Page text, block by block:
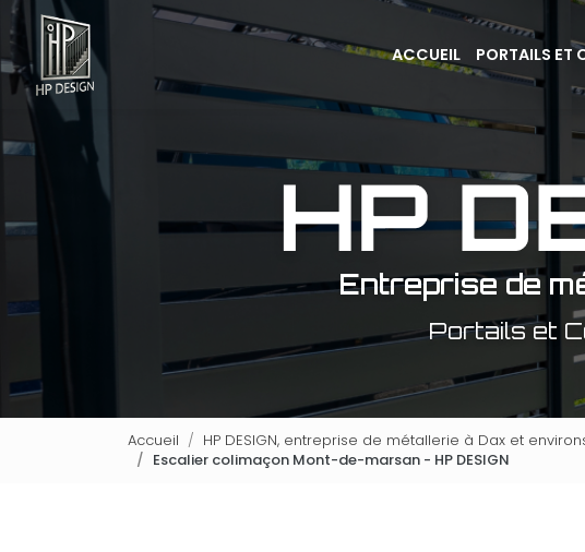
Aller
au
contenu
principal
Navigation principale
ACCUEIL PORTAILS ET
Entreprise de
Portails et
Accueil HP DESIGN, entreprise de métallerie à Dax et
Escalier colimaçon Mont-de-marsan - HP DESIGN